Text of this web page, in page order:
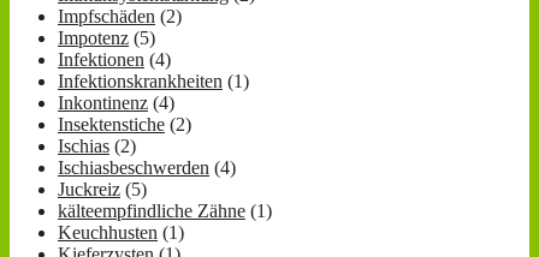
Impfschäden (2)
Impotenz (5)
Infektionen (4)
Infektionskrankheiten (1)
Inkontinenz (4)
Insektenstiche (2)
Ischias (2)
Ischiasbeschwerden (4)
Juckreiz (5)
kälteempfindliche Zähne (1)
Keuchhusten (1)